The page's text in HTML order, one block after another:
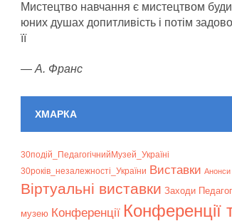
Мистецтво навчання є мистецтвом
юних душах допитливість і потім
її
— А. Франс
ХМАРКА
30подій_ПедагогічнийМузей_Україні
30років_незалежності_України Bиставки Анонси
Віртуальні виставки Заходи
музею Конференції Конференції